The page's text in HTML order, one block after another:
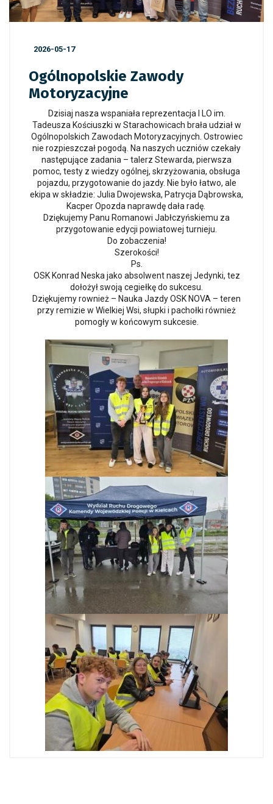
2026-05-17
Ogólnopolskie Zawody
Motoryzacyjne
Dzisiaj nasza wspaniała reprezentacja
I LO im.
Tadeusza Kościuszki w Starachowicach brała udział w
Ogólnopolskich Zawodach Motoryzacyjnych. Ostrowiec
nie rozpieszczał pogodą. Na naszych uczniów czekały
następujące zadania – talerz Stewarda, pierwsza
pomoc, testy z wiedzy ogólnej, skrzyżowania, obsługa
pojazdu, przygotowanie do jazdy. Nie było łatwo, ale
ekipa w składzie: Julia Dwojewska, Patrycja Dąbrowska,
Kacper Opozda naprawdę dała radę.
Dziękujemy Panu Romanowi Jabłczyńskiemu za
przygotowanie edycji powiatowej turnieju.
Do zobaczenia!
Szerokości!
Ps.
OSK Konrad Neska jako absolwent naszej Jedynki, tez
dołożył swoją cegiełkę do sukcesu.
Dziękujemy rownież – Nauka Jazdy OSK NOVA – teren
przy remizie w Wielkiej Wsi, słupki i pachołki również
pomogły w końcowym sukcesie.